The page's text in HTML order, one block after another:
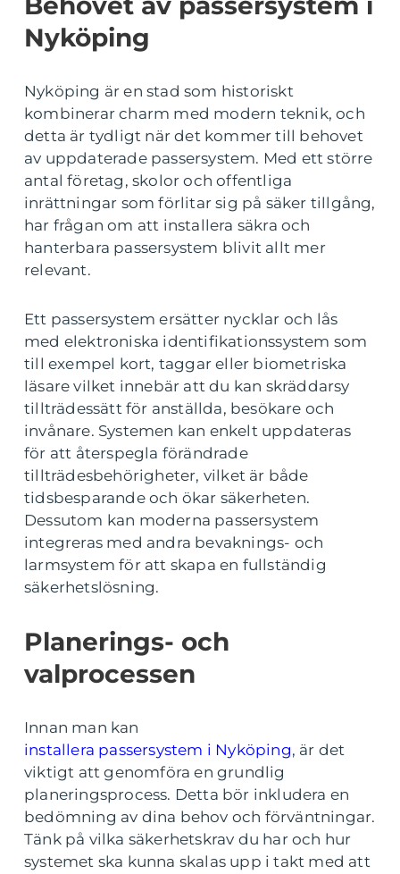
Nyköping
Nyköping är en stad som historiskt
kombinerar charm med modern teknik, och
detta är tydligt när det kommer till behovet
av uppdaterade passersystem. Med ett större
antal företag, skolor och offentliga
inrättningar som förlitar sig på säker tillgång,
har frågan om att installera säkra och
hanterbara passersystem blivit allt mer
relevant.
Ett passersystem ersätter nycklar och lås
med elektroniska identifikationssystem som
till exempel kort, taggar eller biometriska
läsare vilket innebär att du kan skräddarsy
tillträdessätt för anställda, besökare och
invånare. Systemen kan enkelt uppdateras
för att återspegla förändrade
tillträdesbehörigheter, vilket är både
tidsbesparande och ökar säkerheten.
Dessutom kan moderna passersystem
integreras med andra bevaknings- och
larmsystem för att skapa en fullständig
säkerhetslösning.
Planerings- och
valprocessen
Innan man kan
installera passersystem i Nyköping, är det
viktigt att genomföra en grundlig
planeringsprocess. Detta bör inkludera en
bedömning av dina behov och förväntningar.
Tänk på vilka säkerhetskrav du har och hur
systemet ska kunna skalas upp i takt med att